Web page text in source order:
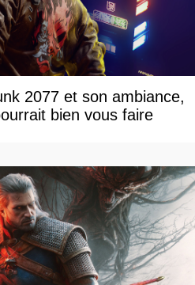
2077 et son ambiance,
bien vous faire